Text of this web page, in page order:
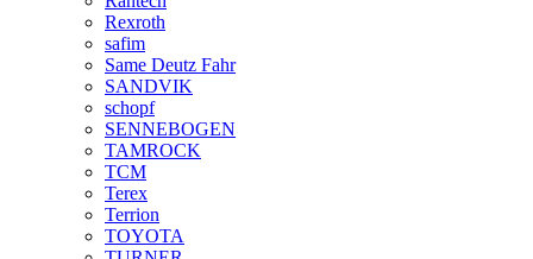
Rexroth
safim
Same Deutz Fahr
SANDVIK
schopf
SENNEBOGEN
TAMROCK
TCM
Terex
Terrion
TOYOTA